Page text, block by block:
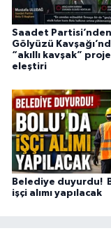
Saadet Partisi’nden
Gölyüzü
“akıllı kavşak”
eleştiri
Belediye duyurdu!
işçi alımı yapılacak